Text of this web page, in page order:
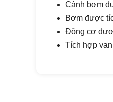
Cánh bơm
Bơm được
Động cơ
Tích hợp